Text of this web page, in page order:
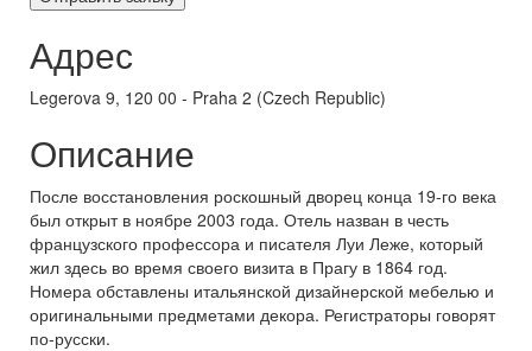
Адрес
Legerova 9, 120 00 - Praha 2 (Czech Republic)
Описание
После восстановления роскошный дворец конца 19-го века
был открыт в ноябре 2003 года. Отель назван в честь
французского профессора и писателя Луи Леже, который
жил здесь во время своего визита в Прагу в 1864 год.
Номера обставлены итальянской дизайнерской мебелью и
оригинальными предметами декора. Регистраторы говорят
по-русски.